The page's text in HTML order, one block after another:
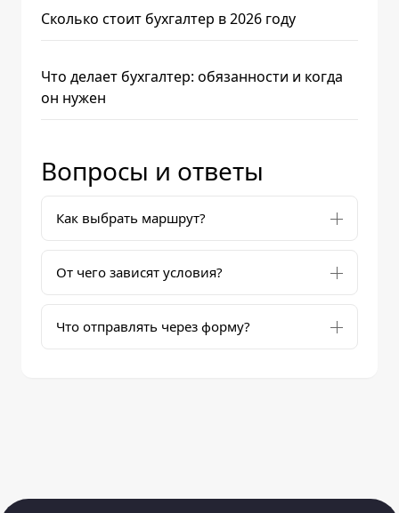
Сколько стоит бухгалтер в 2026 году
Что делает бухгалтер: обязанности и когда
он нужен
Вопросы и ответы
Как выбрать маршрут?
От чего зависят условия?
Что отправлять через форму?